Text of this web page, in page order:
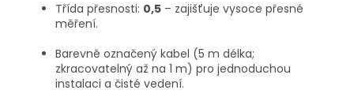
Třída přesnosti: 0,5 – zajišťuje vysoce přesné
měření.
Barevně označený kabel (5 m délka;
zkracovatelný až na 1 m) pro jednoduchou
instalaci a čisté vedení.